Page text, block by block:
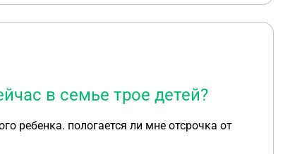
в семье трое детей?
ребенка. пологается ли мне отсрочка от